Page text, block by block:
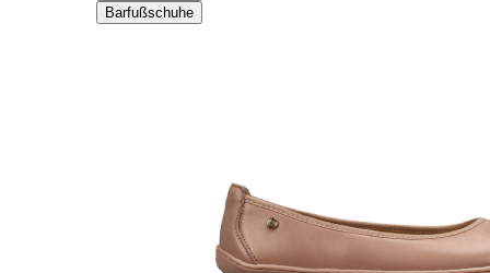
Barfußschuhe